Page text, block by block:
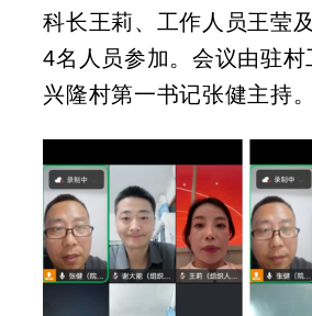
科长王莉、工作人员王莹
4名人员参加。会议由驻村
兴隆村第一书记张健主持。